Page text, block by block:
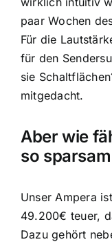
paar Wochen
Für die
für den
sie
mitgedacht.
Aber wie
so
Unser Ampera
49.200€ teuer,
Dazu gehört